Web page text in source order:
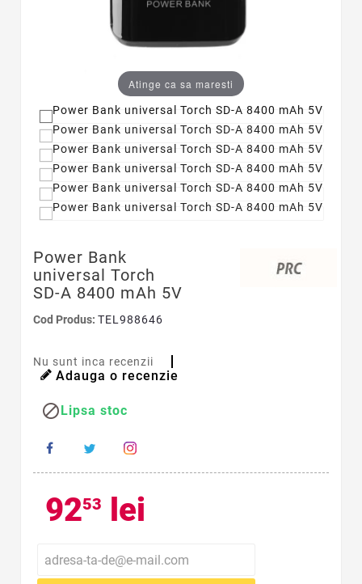
Atinge ca sa maresti
Power Bank
universal Torch
SD-A 8400 mAh 5V
Cod Produs: TEL988646
Nu sunt inca recenzii
Adauga o recenzie
Lipsa stoc
9253 lei